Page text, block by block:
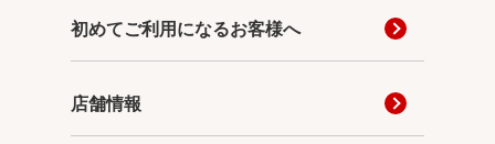
初めてご利用になるお客様へ
店舗情報